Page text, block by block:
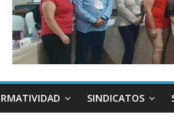
SINDICATOS